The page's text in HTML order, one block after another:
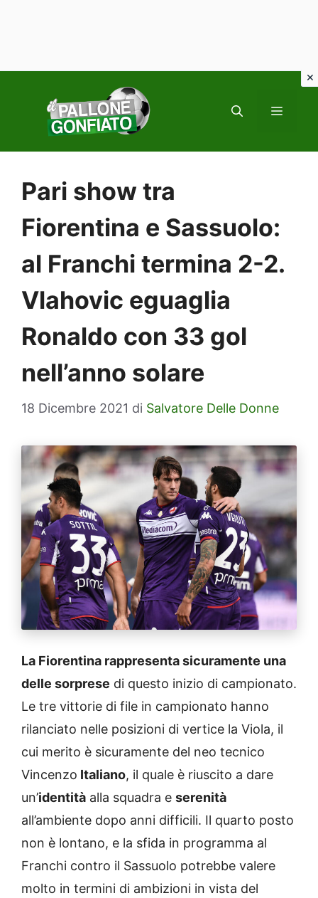
contenuto
MENU
Pari show tra
Fiorentina e Sassuolo:
al Franchi termina 2-2.
Vlahovic eguaglia
Ronaldo con 33 gol
nell’anno solare
18 Dicembre 2021 di Salvatore Delle Donne
La Fiorentina rappresenta sicuramente una
delle sorprese di questo inizio di campionato.
Le tre vittorie di file in campionato hanno
rilanciato nelle posizioni di vertice la Viola, il
cui merito è sicuramente del neo tecnico
Vincenzo Italiano, il quale è riuscito a dare
un’identità alla squadra e serenità
all’ambiente dopo anni difficili. Il quarto posto
non è lontano, e la sfida in programma al
Franchi contro il Sassuolo potrebbe valere
molto in termini di ambizioni in vista del